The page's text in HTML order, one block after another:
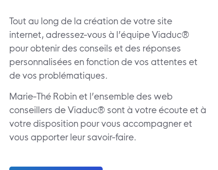
Tout au long de la création de votre site
internet, adressez-vous à l’équipe Viaduc®
pour obtenir des conseils et des réponses
personnalisées en fonction de vos attentes et
de vos problématiques.
Marie-Thé Robin et l’ensemble des web
conseillers de Viaduc® sont à votre écoute et à
votre disposition pour vous accompagner et
vous apporter leur savoir-faire.